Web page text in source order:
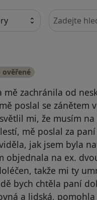
Hledejte v
ověřené
mě zachránila od
poslal se zánětem
mi, že musím
mě poslal za
jak jsem byla
objednala na ex.
takže mi ty
bych chtěla paní
a lidská,